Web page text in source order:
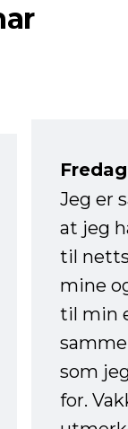
Jeg er
at jeg
til
mine
til min
som
for.